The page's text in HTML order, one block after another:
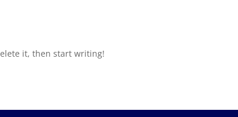
it, then start writing!